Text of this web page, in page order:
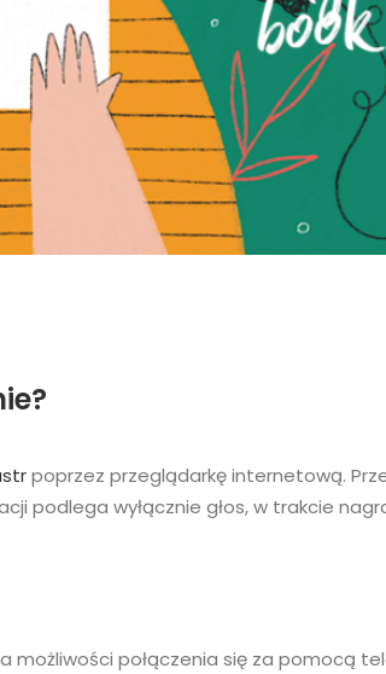
poprzez przeglądarkę internetową.
podlega wyłącznie głos, w trakcie
możliwości połączenia się za pomocą